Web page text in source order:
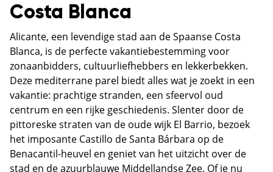
Costa Blanca
Alicante, een levendige stad aan de Spaanse Costa
Blanca, is de perfecte vakantiebestemming voor
zonaanbidders, cultuurliefhebbers en lekkerbekken.
Deze mediterrane parel biedt alles wat je zoekt in een
vakantie: prachtige stranden, een sfeervol oud
centrum en een rijke geschiedenis. Slenter door de
pittoreske straten van de oude wijk El Barrio, bezoek
het imposante Castillo de Santa Bárbara op de
Benacantil-heuvel en geniet van het uitzicht over de
stad en de azuurblauwe Middellandse Zee. Of je nu